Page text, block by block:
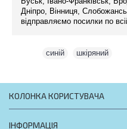
Дніпро, Вінниця,
відправляємо посилки по всій
синій шкіряний
КОЛОНКА КОРИСТУВАЧА
ІНФОРМАЦІЯ